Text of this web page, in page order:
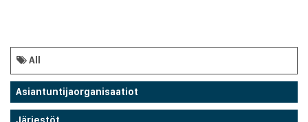
All
Asiantuntijaorganisaatiot